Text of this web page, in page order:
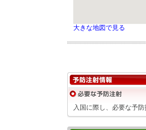
大きな地図で見る
入国に際し、必要な予